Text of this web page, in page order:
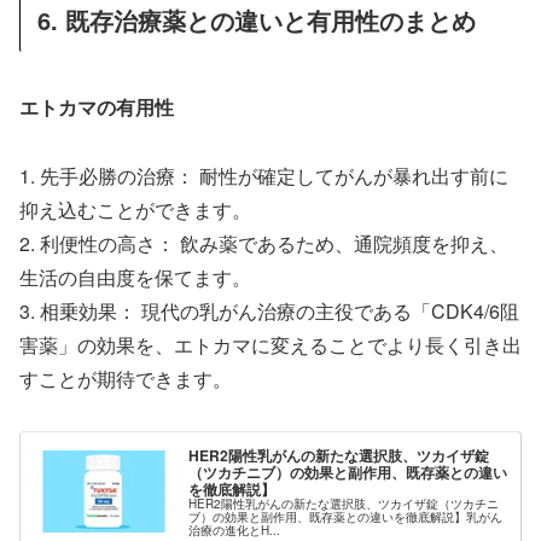
6. 既存治療薬との違いと有用性のまとめ
エトカマの有用性
1. 先手必勝の治療： 耐性が確定してがんが暴れ出す前に
抑え込むことができます。
2. 利便性の高さ： 飲み薬であるため、通院頻度を抑え、
生活の自由度を保てます。
3. 相乗効果： 現代の乳がん治療の主役である「CDK4/6阻
害薬」の効果を、エトカマに変えることでより長く引き出
すことが期待できます。
HER2陽性乳がんの新たな選択肢、ツカイザ錠
（ツカチニブ）の効果と副作用、既存薬との違い
を徹底解説】
HER2陽性乳がんの新たな選択肢、ツカイザ錠（ツカチニ
ブ）の効果と副作用、既存薬との違いを徹底解説】乳がん
治療の進化とH...